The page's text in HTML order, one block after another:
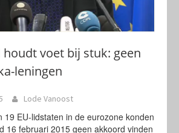
voet bij stuk: geen
leningen
Lode Vanoost
19 EU-lidstaten in de eurozone konden
16 februari 2015 geen akkoord vinden